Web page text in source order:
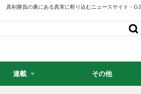
真剣勝負の裏にある真実に斬り込むニュースサイト・GJ
連載 その他